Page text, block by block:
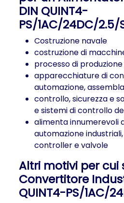
DIN QUINT4-
PS/1AC/24DC/2.5/
Costruzione navale
costruzione di
processo di
apparecchiature di
automazione,
controllo, sicurezza e
e sistemi di controllo
alimenta innumerevoli
automazione
controller e valvole
Altri motivi per cui
Convertitore
QUINT4-PS/1AC/